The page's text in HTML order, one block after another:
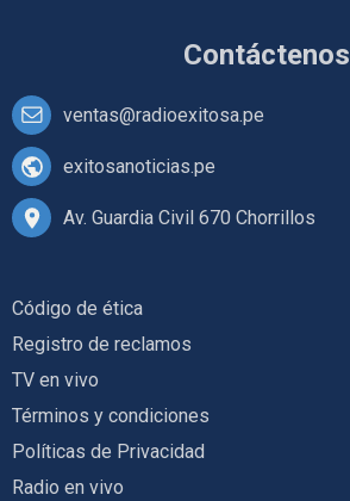
Contáctenos
ventas@radioexitosa.pe
exitosanoticias.pe
Av. Guardia Civil 670 Chorrillos
Código de ética
Registro de reclamos
TV en vivo
Términos y condiciones
Políticas de Privacidad
Radio en vivo